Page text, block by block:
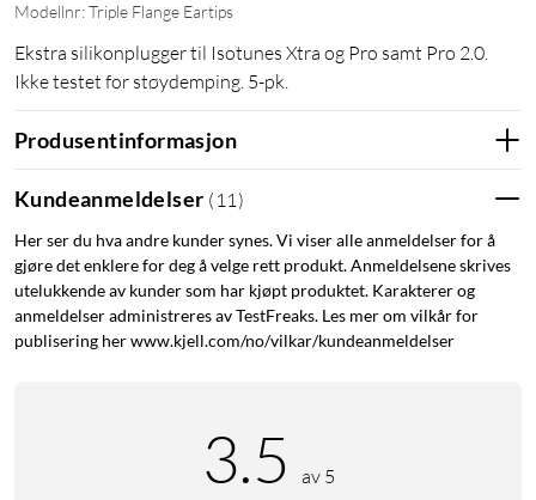
Modellnr: Triple Flange Eartips
Ekstra silikonplugger til Isotunes Xtra og Pro samt Pro 2.0.
Ikke testet for støydemping. 5-pk.
Produsentinformasjon
Kundeanmeldelser ( 11 )
Her ser du hva andre kunder synes. Vi viser alle anmeldelser for å
gjøre det enklere for deg å velge rett produkt. Anmeldelsene skrives
utelukkende av kunder som har kjøpt produktet. Karakterer og
anmeldelser administreres av TestFreaks. Les mer om vilkår for
publisering her www.kjell.com/no/vilkar/kundeanmeldelser
3.5 av 5